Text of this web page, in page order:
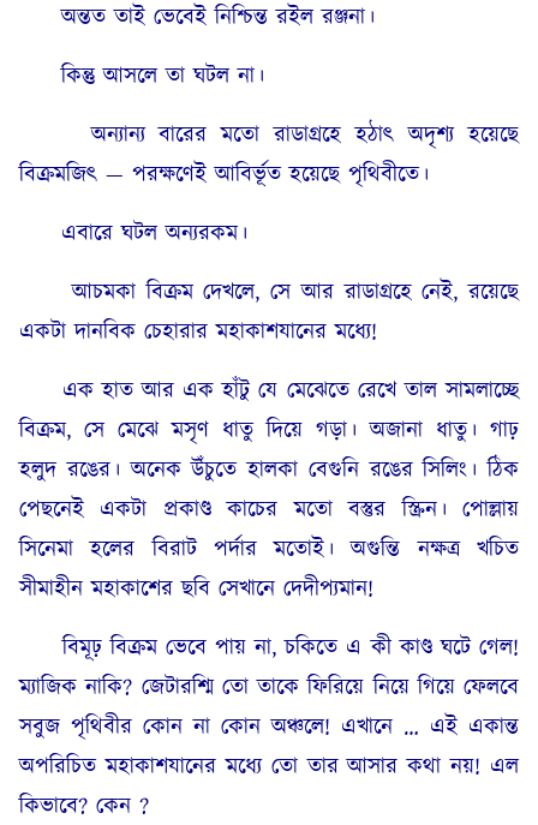
অন্তত তাই ভেবেই নিশ্চিন্ত রইল রঞ্জনা।
কিন্তু আসলে তা ঘটল না।
অন্যান্য বারের মতো রাডাগ্ৰহে হঠাৎ অদৃশ্য হয়েছে
বিক্ৰমজিৎ — পরক্ষণেই আবির্ভূত হয়েছে পৃথিবীতে।
এবারে ঘটল অন্যরকম।
আচমকা বিক্রম দেখলে, সে আর রাডাগ্রহে নেই, রয়েছে
একটা দানবিক চেহারার মহাকাশযানের মধ্যে!
এক হাত আর এক হাঁটু যে মেঝেতে রেখে তাল সামলাচ্ছে
বিক্রম, সে মেঝে মসৃণ ধাতু দিয়ে গড়া। অজানা ধাতু। গাঢ়
হলুদ রঙের। অনেক উঁচুতে হালকা বেগুনি রঙের সিলিং। ঠিক
পেছনেই একটা প্ৰকাণ্ড কাচের মতো বস্তুর স্ক্রিন। পোল্লায়
সিনেমা হলের বিরাট পর্দার মতোই। অগুন্তি নক্ষত্র খচিত
সীমাহীন মহাকাশের ছবি সেখানে দেদীপ্যমান!
বিমূঢ় বিক্রম ভেবে পায় না, চকিতে এ কী কাণ্ড ঘটে গেল!
ম্যাজিক নাকি? জেটারশ্মি তো তাকে ফিরিয়ে নিয়ে গিয়ে ফেলবে
সবুজ পৃথিবীর কোন না কোন অঞ্চলে! এখানে … এই একান্ত
অপরিচিত মহাকাশযানের মধ্যে তো তার আসার কথা নয়! এল
কিভাবে? কেন ?